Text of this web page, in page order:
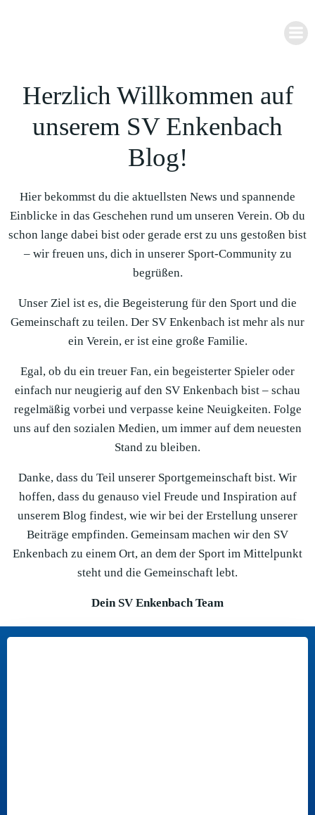
Herzlich Willkommen auf
unserem SV Enkenbach
Blog!
Hier bekommst du die aktuellsten News und spannende
Einblicke in das Geschehen rund um unseren Verein. Ob du
schon lange dabei bist oder gerade erst zu uns gestoßen bist
– wir freuen uns, dich in unserer Sport-Community zu
begrüßen.
Unser Ziel ist es, die Begeisterung für den Sport und die
Gemeinschaft zu teilen. Der SV Enkenbach ist mehr als nur
ein Verein, er ist eine große Familie.
Egal, ob du ein treuer Fan, ein begeisterter Spieler oder
einfach nur neugierig auf den SV Enkenbach bist – schau
regelmäßig vorbei und verpasse keine Neuigkeiten. Folge
uns auf den sozialen Medien, um immer auf dem neuesten
Stand zu bleiben.
Danke, dass du Teil unserer Sportgemeinschaft bist. Wir
hoffen, dass du genauso viel Freude und Inspiration auf
unserem Blog findest, wie wir bei der Erstellung unserer
Beiträge empfinden. Gemeinsam machen wir den SV
Enkenbach zu einem Ort, an dem der Sport im Mittelpunkt
steht und die Gemeinschaft lebt.
Dein SV Enkenbach Team